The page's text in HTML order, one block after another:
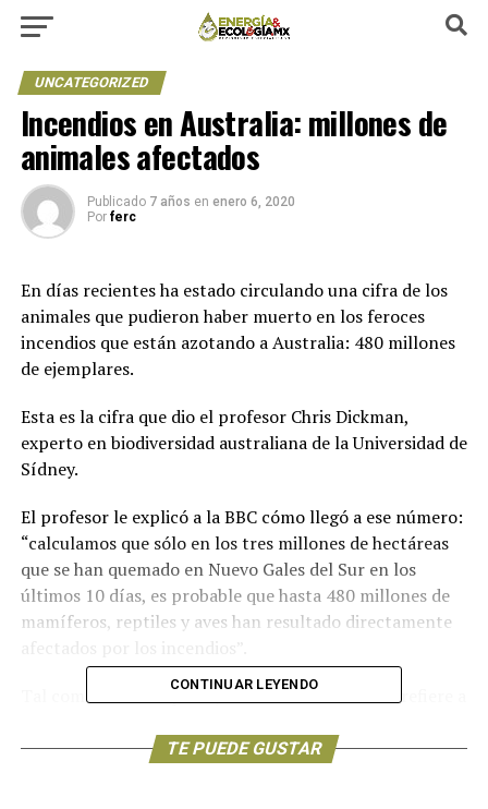
UNCATEGORIZED
Incendios en Australia: millones de
animales afectados
Publicado 7 años en enero 6, 2020
Por ferc
En días recientes ha estado circulando una cifra de los
animales que pudieron haber muerto en los feroces
incendios que están azotando a Australia: 480 millones
de ejemplares.
Esta es la cifra que dio el profesor Chris Dickman,
experto en biodiversidad australiana de la Universidad de
Sídney.
El profesor le explicó a la BBC cómo llegó a ese número:
“calculamos que sólo en los tres millones de hectáreas
que se han quemado en Nuevo Gales del Sur en los
últimos 10 días, es probable que hasta 480 millones de
mamíferos, reptiles y aves han resultado directamente
Tal como dice el experto, la cifra de animales se refiere a
necesariamente muertos.
CONTINUAR LEYENDO
TE PUEDE GUSTAR